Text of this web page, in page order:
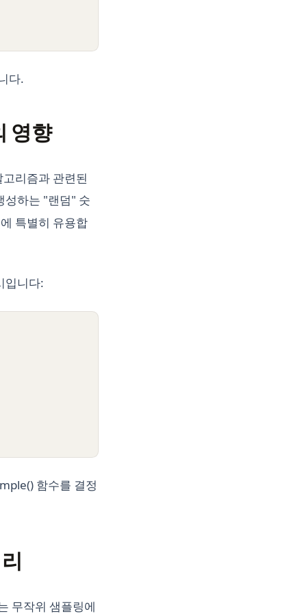
다.
영향
리즘과 관련된
성하는 "랜덤" 숫
특별히 유용합
입니다:
함수를 결정
무작위 샘플링에